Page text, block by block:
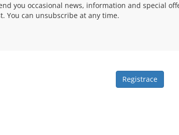
you occasional news, information and special
You can unsubscribe at any time.